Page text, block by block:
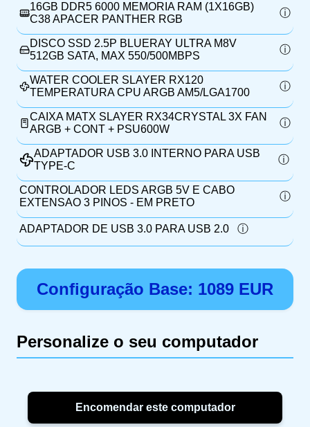
16GB DDR5 6000 MEMORIA RAM (1X16GB)
C38 APACER PANTHER RGB
DISCO SSD 2.5P BLUERAY ULTRA M8V
512GB SATA, MAX 550/500MBPS
WATER COOLER SLAYER RX120
TEMPERATURA CPU ARGB AM5/LGA1700
CAIXA MATX SLAYER RX34CRYSTAL 3X FAN
ARGB + CONT + PSU600W
ADAPTADOR USB 3.0 INTERNO PARA USB
TYPE-C
CONTROLADOR LEDS ARGB 5V E CABO
EXTENSAO 3 PINOS - EM PRETO
ADAPTADOR DE USB 3.0 PARA USB 2.0
Configuração Base: 1089 EUR
Personalize o seu computador